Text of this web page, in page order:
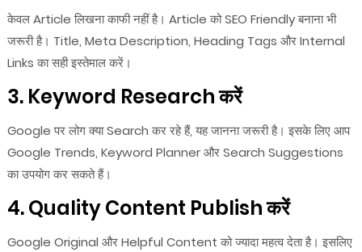
केवल Article लिखना काफी नहीं है। Article को SEO Friendly बनाना भी
जरूरी है। Title, Meta Description, Heading Tags और Internal
Links का सही इस्तेमाल करें।
3. Keyword Research करें
Google पर लोग क्या Search कर रहे हैं, यह जानना जरूरी है। इसके लिए आप
Google Trends, Keyword Planner और Search Suggestions
का उपयोग कर सकते हैं।
4. Quality Content Publish करें
Google Original और Helpful Content को ज्यादा महत्व देता है। इसलिए